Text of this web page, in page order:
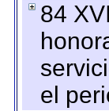
84
el